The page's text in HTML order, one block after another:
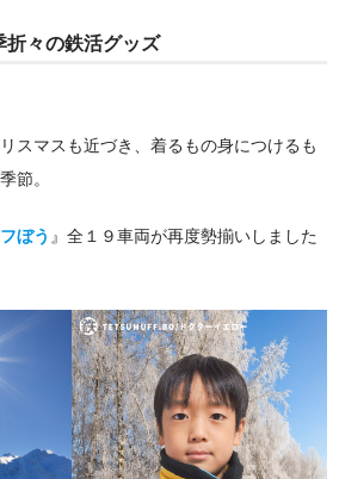
折々の鉄活グッズ
スマスも近づき、着るもの身につけるも
節。
ぼう 』全１９車両が再度勢揃いしました